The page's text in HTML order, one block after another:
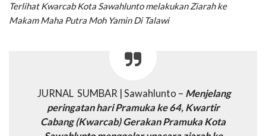
Terlihat Kwarcab Kota Sawahlunto melakukan Ziarah ke
Makam Maha Putra Moh Yamin Di Talawi
JURNAL SUMBAR | Sawahlunto – Menjelang
peringatan hari Pramuka ke 64, Kwartir
Cabang (Kwarcab) Gerakan Pramuka Kota